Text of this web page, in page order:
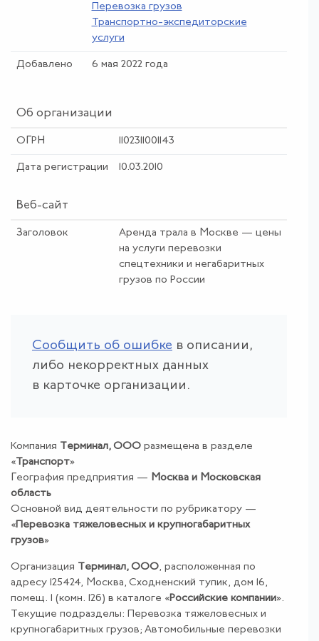
Перевозка грузов
Транспортно-экспедиторские
услуги
Добавлено 6 мая 2022 года
Об организации
ОГРН 1102311001143
Дата регистрации 10.03.2010
Веб-сайт
Заголовок
Аренда трала в Москве — цены
на услуги перевозки
спецтехники и негабаритных
грузов по России
Сообщить об ошибке в описании,
либо некорректных данных
в карточке организации.
Компания Терминал, ООО размещена в разделе
«Транспорт»
География предприятия — Москва и Московская
область
Основной вид деятельности по рубрикатору —
«Перевозка тяжеловесных и крупногабаритных
грузов»
Организация Терминал, ООО, расположенная по
адресу 125424, Москва, Сходненский тупик, дом 16,
помещ. 1 (комн. 12б) в каталоге «Российские компании».
Текущие подразделы: Перевозка тяжеловесных и
крупногабаритных грузов; Автомобильные перевозки